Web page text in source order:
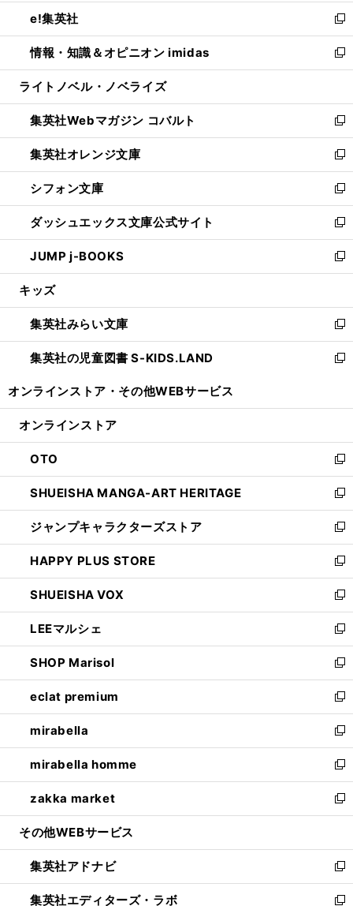
く
で
開
く
ン
ド
ウ
で
開
ウ
ィ
ン
ド
ウ
開
く
し
い
ウ
ィ
ン
ウ
で
開
く
e!集英社
新
し
い
ウ
ン
ド
ウ
で
開
く
情報・知識＆オピニオン imidas
新
し
ウ
ィ
ン
ド
ウ
で
開
く
ライトノベル・ノベライズ
集英社Webマガジン コバルト
新
し
い
ウ
ィ
ン
ド
ウ
で
開
集英社オレンジ文庫
新
し
い
ウ
ィ
ン
ド
ウ
開
く
シフォン文庫
新
し
い
ウ
ィ
ン
ウ
で
開
く
ダッシュエックス文庫公式サイト
新
し
い
ウ
ン
ド
ウ
で
JUMP j-BOOKS
新
し
ウ
ィ
ン
ド
開
キッズ
集英社みらい文庫
新
し
い
ン
ウ
で
開
く
集英社の児童図書 S-KIDS.LAND
新
ウ
ン
ド
ウ
で
開
く
オンラインストア・ その他WEBサービス
オンラインストア
OTO
新
し
い
ウ
ィ
ン
ド
ウ
で
開
く
SHUEISHA MANGA-ART HERITAGE
新
し
い
ウ
ィ
ン
ド
ウ
で
開
く
ジャンプキャラクターズストア
新
し
い
ウ
ィ
ン
ド
ウ
で
開
く
HAPPY PLUS STORE
新
し
い
ウ
ィ
ン
ド
ウ
で
開
く
SHUEISHA VOX
新
し
い
ウ
ィ
ン
ド
ウ
で
開
く
LEEマルシェ
新
し
い
ウ
ィ
ン
ド
ウ
で
開
く
SHOP Marisol
新
し
い
ウ
ィ
ン
ド
ウ
で
開
eclat premium
新
し
い
ウ
ィ
ン
ド
ウ
開
く
mirabella
新
し
い
ウ
ィ
ン
ウ
で
開
く
mirabella homme
新
し
い
ウ
ン
ド
ウ
で
zakka market
新
し
ウ
ィ
ン
ド
その他WEBサービス
集英社アドナビ
新
し
い
集英社エディターズ・ラボ